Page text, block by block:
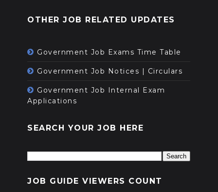
OTHER JOB RELATED UPDATES
Government Job Exams Time Table
Government Job Notices | Circulars
Government Job Internal Exam
Applications
SEARCH YOUR JOB HERE
JOB GUIDE VIEWERS COUNT